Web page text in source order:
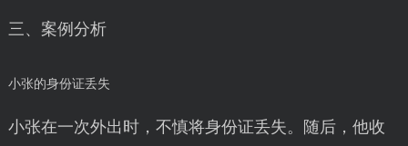
三、案例分析
小张的身份证丢失
小张在一次外出时，不慎将身份证丢失。随后，他收